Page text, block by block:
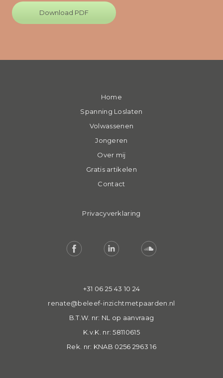
Download PDF
Home
Spanning Loslaten
Volwassenen
Jongeren
Over mij
Gratis artikelen
Contact
Privacyverklaring
+31 06 25 43 10 24
renate@beleef-inzichtmetpaarden.nl
B.T.W. nr: NL op aanvraag
K.v.K. nr: 58110615
Rek. nr: KNAB 0256 2963 16